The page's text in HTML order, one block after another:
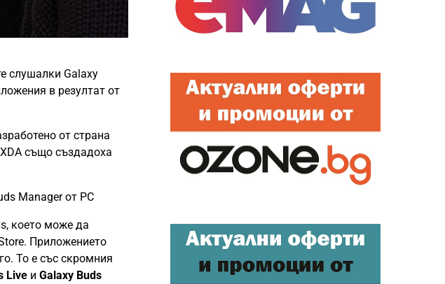
слушалки Galaxy
в резултат от
от страна
също създадоха
Manager от PC
което може да
Приложението
То е със скромния
Live и Galaxy Buds